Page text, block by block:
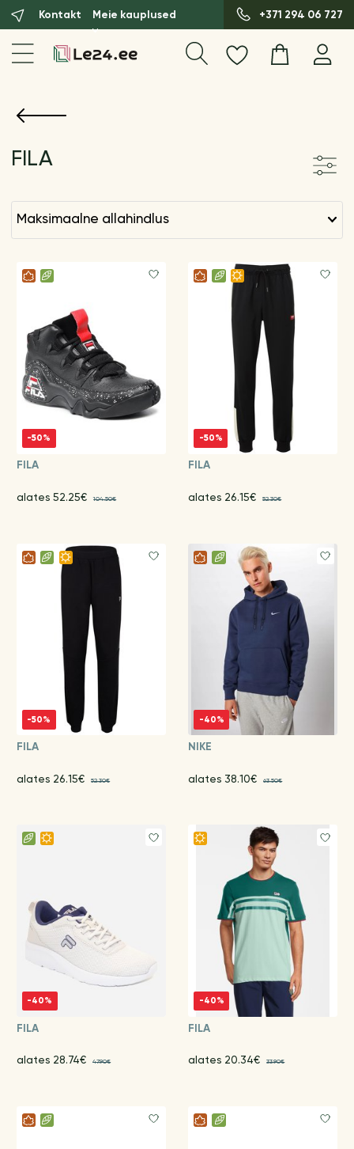
Kontakt Meie kauplused +371 294 06 727
FILA
maksimaalne allahindlus
-50%
FILA
alates 52.25€ 104.50€
-50%
FILA
alates 26.15€ 52.30€
-50%
FILA
alates 26.15€ 52.30€
-40%
NIKE
alates 38.10€ 63.50€
-40%
FILA
alates 28.74€ 47.90€
-40%
FILA
alates 20.34€ 33.90€